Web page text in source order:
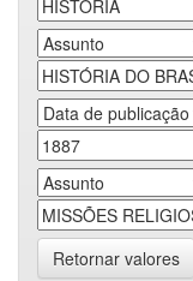
Retornar valores